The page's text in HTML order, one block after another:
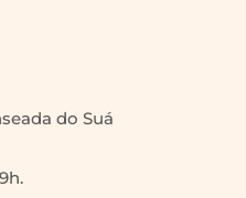
do Suá